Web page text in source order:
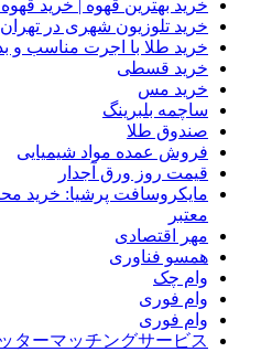
خرید بهترین قهوه | خرید
خرید تلوزیون شهری در تهران
خرید طلا با اجرت مناسب و
خرید قسطی
خرید مس
ساچمه بلبرینگ
صندوق طلا
فروش عمده مواد شیمیایی
قیمت روز ورق آجدار
مایکروسافت پرشیا: خرید
معتبر
مهر اقتصادی
همسو فناوری
وام چک
وام فوری
وام فوری
ターマッチングサービス